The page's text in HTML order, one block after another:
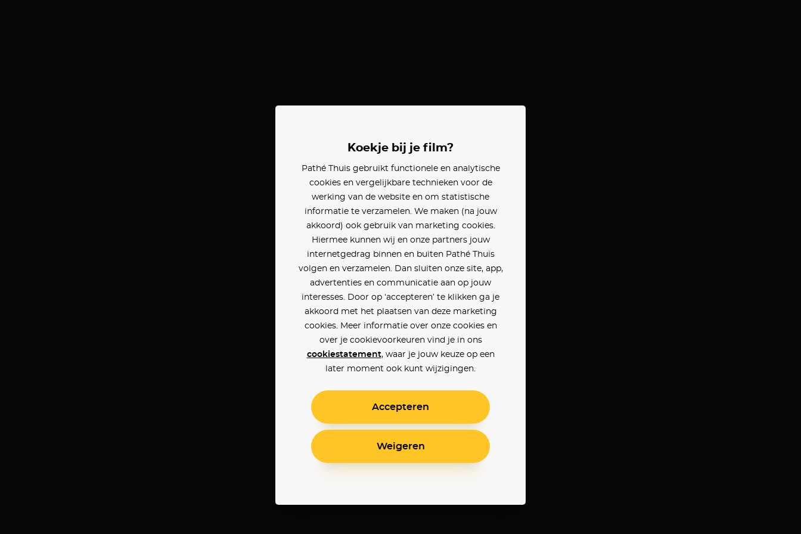
Koekje bij je film?
Pathé Thuis gebruikt functionele en analytische
cookies en vergelijkbare technieken voor de
werking van de website en om statistische
informatie te verzamelen. We maken (na jouw
akkoord) ook gebruik van marketing cookies.
Hiermee kunnen wij en onze partners jouw
internetgedrag binnen en buiten Pathé Thuis
volgen en verzamelen. Dan sluiten onze site, app,
advertenties en communicatie aan op jouw
interesses. Door op ‘accepteren’ te klikken ga je
akkoord met het plaatsen van deze marketing
cookies. Meer informatie over onze cookies en
over je cookievoorkeuren vind je in ons
cookiestatement, waar je jouw keuze op een
later moment ook kunt wijzigingen.
Accepteren
Weigeren